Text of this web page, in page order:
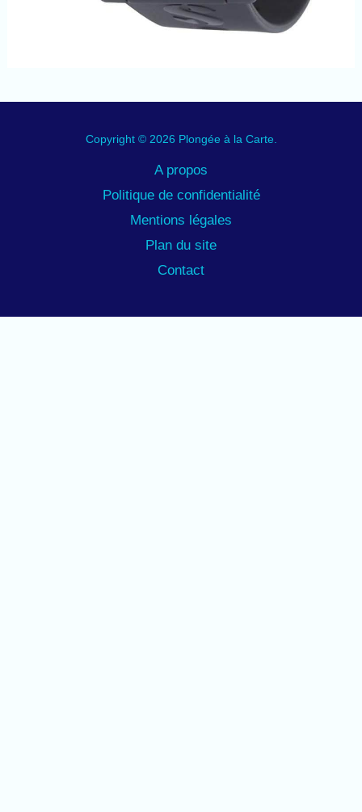
Copyright © 2026 Plongée à la Carte.
A propos
Politique de confidentialité
Mentions légales
Plan du site
Contact